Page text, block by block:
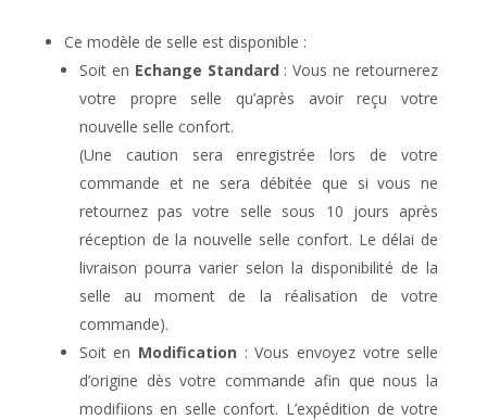
Ce modèle de selle est disponible :
Soit en Echange Standard : Vous ne retournerez
votre propre selle qu’après avoir reçu votre
nouvelle selle confort.
(Une caution sera enregistrée lors de votre
commande et ne sera débitée que si vous ne
retournez pas votre selle sous 10 jours après
réception de la nouvelle selle confort. Le délai de
livraison pourra varier selon la disponibilité de la
selle au moment de la réalisation de votre
commande).
Soit en Modification : Vous envoyez votre selle
d’origine dès votre commande afin que nous la
modifiions en selle confort. L’expédition de votre